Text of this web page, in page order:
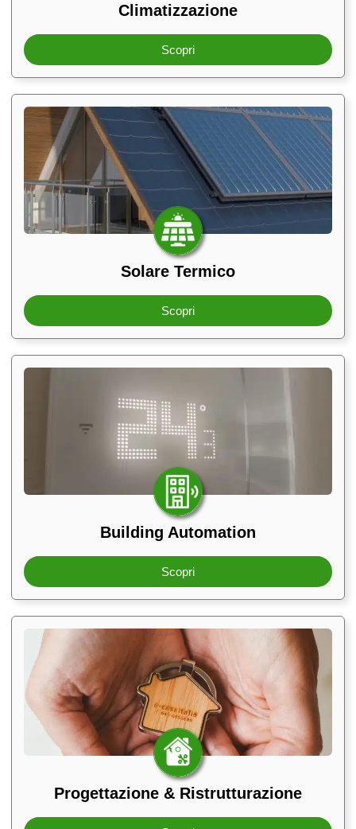
Climatizzazione
Scopri
Solare Termico
Scopri
Building Automation
Scopri
Progettazione & Ristrutturazione